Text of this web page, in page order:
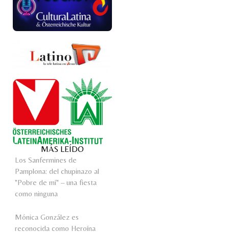
MÁS LEÍDO
Los Sanfermines de
Pamplona: del chupinazo al
"Pobre de mí" – una fiesta
como ninguna
Mónica González es
reconocida como Heroína